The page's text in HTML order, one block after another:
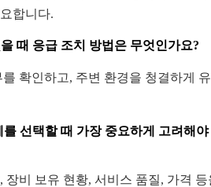
합니다.
때 응급 조치 방법은 무엇인가요?
확인하고, 주변 환경을 청결하게
선택할 때 가장 중요하게 고려해야
장비 보유 현황, 서비스 품질, 가격 등